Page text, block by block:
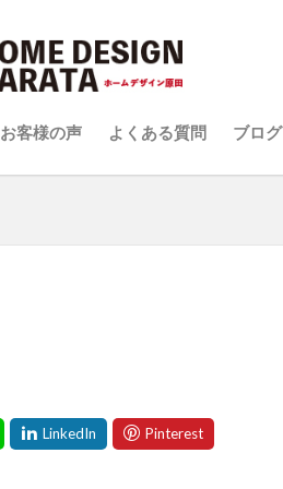
お客様の声 よくある質問 ブログ